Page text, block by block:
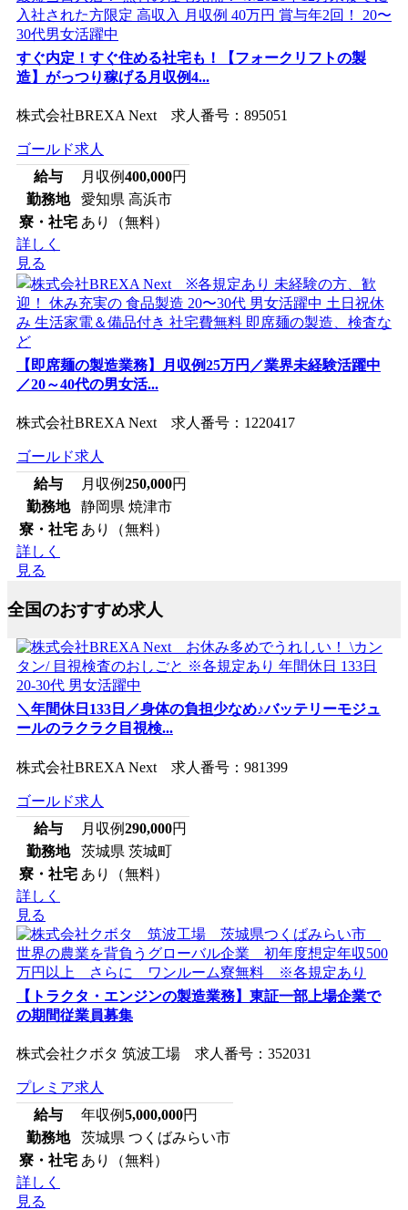
すぐ内定！すぐ住める社宅も！【フォークリフトの製
造】がっつり稼げる月収例4...
株式会社BREXA Next 求人番号：895051
ゴールド求人
給与
月収例400,000円
勤務地
愛知県 高浜市
寮・社宅 あり（無料）
詳しく
見る
【即席麺の製造業務】月収例25万円／業界未経験活躍中
／20～40代の男女活...
株式会社BREXA Next 求人番号：1220417
ゴールド求人
給与
月収例250,000円
勤務地
静岡県 焼津市
寮・社宅 あり（無料）
詳しく
見る
全国のおすすめ求人
＼年間休日133日／身体の負担少なめ♪バッテリーモジュ
ールのラクラク目視検...
株式会社BREXA Next 求人番号：981399
ゴールド求人
給与
月収例290,000円
勤務地
茨城県 茨城町
寮・社宅 あり（無料）
詳しく
見る
【トラクタ・エンジンの製造業務】東証一部上場企業で
の期間従業員募集
株式会社クボタ 筑波工場 求人番号：352031
プレミア求人
給与
年収例5,000,000円
勤務地
茨城県 つくばみらい市
寮・社宅 あり（無料）
詳しく
見る